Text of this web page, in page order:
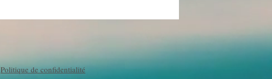
Politique de confidentialité